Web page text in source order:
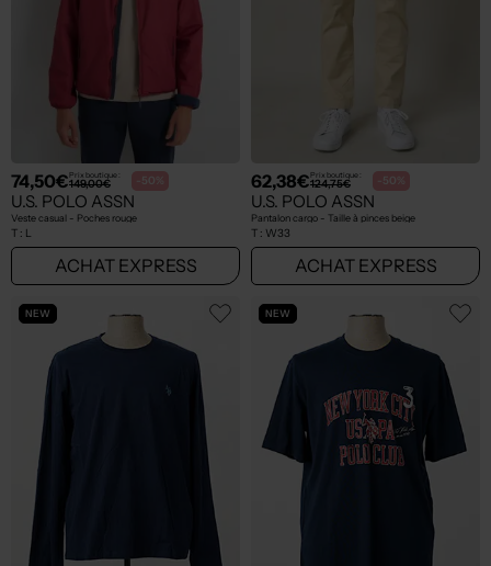
74,50€Prix boutique :
149,00€ -50%
U.S. POLO ASSN
Veste casual - Poches rouge
T : L
ACHAT EXPRESS
62,38€Prix boutique :
124,75€ -50%
U.S. POLO ASSN
Pantalon cargo - Taille à pinces beige
T : W33
ACHAT EXPRESS
NEW NEW